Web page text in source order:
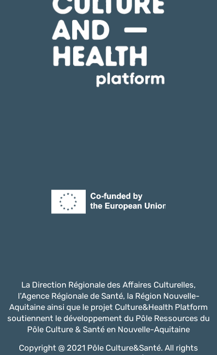
La Direction Régionale des Affaires Culturelles,
l’Agence Régionale de Santé, la Région Nouvelle-
Aquitaine ainsi que le projet Culture&Health Platform
soutiennent le développement du Pôle Ressources du
Pôle Culture & Santé en Nouvelle-Aquitaine
Copyright @ 2021 Pôle Culture&Santé. All rights